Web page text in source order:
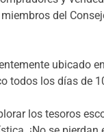
del
ubicado en
todos los días de
los tesoros